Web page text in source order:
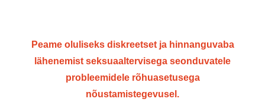
Peame oluliseks diskreetset ja hinnanguvaba
lähenemist seksuaaltervisega seonduvatele
probleemidele rõhuasetusega
nõustamistegevusel.